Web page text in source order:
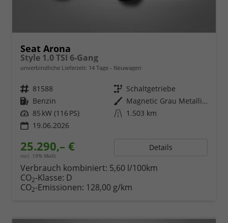
Seat Arona
Style 1.0 TSI 6-Gang
unverbindliche Lieferzeit: 14 Tage Neuwagen
Fahrzeugnr. 81588 Getriebe Schaltgetriebe
Kraftstoff Benzin Außenfarbe
Magnetic Grau Metallic / Dach in Midnight Schwarz Metallic
Leistung 85 kW (116 PS) Kilometerstand 1.503 km
19.06.2026
25.290,– €
incl. 19% MwSt.
Details
Verbrauch kombiniert: 5,60 l/100km
CO2-Klasse: D
CO2-Emissionen: 128,00 g/km